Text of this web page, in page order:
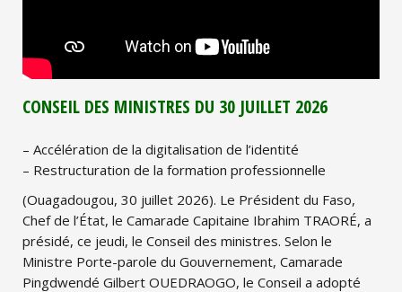
CONSEIL DES MINISTRES DU 30 JUILLET 2026
– Accélération de la digitalisation de l’identité
– Restructuration de la formation professionnelle
(Ouagadougou, 30 juillet 2026). Le Président du Faso,
Chef de l’État, le Camarade Capitaine Ibrahim TRAORÉ, a
présidé, ce jeudi, le Conseil des ministres. Selon le
Ministre Porte-parole du Gouvernement, Camarade
Pingdwendé Gilbert OUEDRAOGO, le Conseil a adopté